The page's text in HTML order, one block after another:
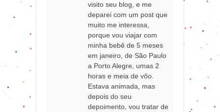
visito seu blog, e me
deparei com um post que
muito me interessa,
porque vou viajar com
minha bebê de 5 meses
em janeiro, de São Paulo
a Porto Alegre, umas 2
horas e meia de vôo.
Estava animada, mas
depois do seu
depoimento, vou tratar de